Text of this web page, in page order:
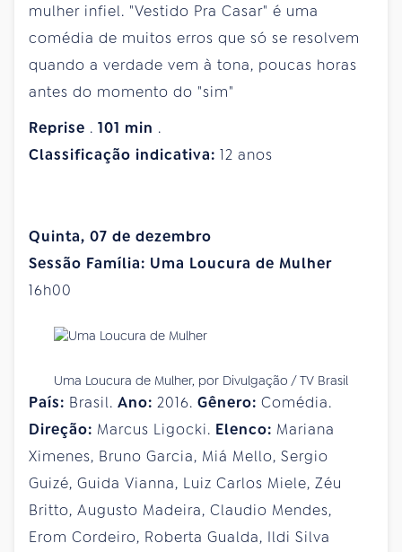
mulher infiel. "Vestido Pra Casar" é uma
comédia de muitos erros que só se resolvem
quando a verdade vem à tona, poucas horas
antes do momento do "sim"
Reprise . 101 min .
Classificação indicativa: 12 anos
Quinta, 07 de dezembro
Sessão Família: Uma Loucura de Mulher
16h00
Uma Loucura de Mulher, por Divulgação / TV Brasil
País: Brasil. Ano: 2016. Gênero: Comédia.
Direção: Marcus Ligocki. Elenco: Mariana
Ximenes, Bruno Garcia, Miá Mello, Sergio
Guizé, Guida Vianna, Luiz Carlos Miele, Zéu
Britto, Augusto Madeira, Claudio Mendes,
Erom Cordeiro, Roberta Gualda, Ildi Silva